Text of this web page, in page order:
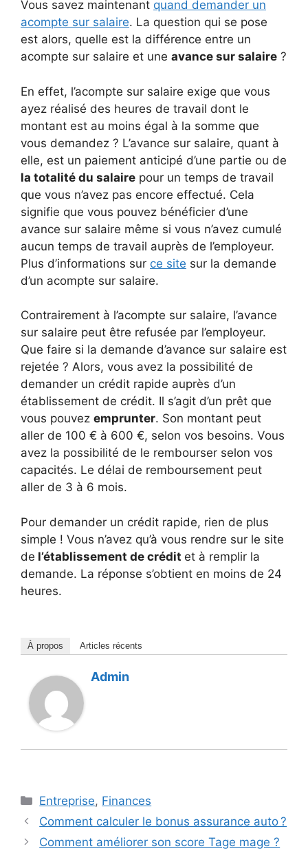
Vous savez maintenant quand demander un
acompte sur salaire. La question qui se pose
est alors, quelle est la différence entre un
acompte sur salaire et une avance sur salaire ?
En effet, l’acompte sur salaire exige que vous
ayez réalisé des heures de travail dont le
montant est au moins égal à la somme que
vous demandez ? L’avance sur salaire, quant à
elle, est un paiement anticipé d’une partie ou de
la totalité du salaire pour un temps de travail
que vous n’avez pas encore effectué. Cela
signifie que vous pouvez bénéficier d’une
avance sur salaire même si vous n’avez cumulé
aucun temps de travail auprès de l’employeur.
Plus d’informations sur ce site sur la demande
d’un acompte sur salaire.
Contrairement à l’acompte sur salaire, l’avance
sur salaire peut être refusée par l’employeur.
Que faire si la demande d’avance sur salaire est
rejetée ? Alors, vous avez la possibilité de
demander un crédit rapide auprès d’un
établissement de crédit. Il s’agit d’un prêt que
vous pouvez emprunter. Son montant peut
aller de 100 € à 600 €, selon vos besoins. Vous
avez la possibilité de le rembourser selon vos
capacités. Le délai de remboursement peut
aller de 3 à 6 mois.
Pour demander un crédit rapide, rien de plus
simple ! Vous n’avez qu’à vous rendre sur le site
de l’établissement de crédit et à remplir la
demande. La réponse s’obtient en moins de 24
heures.
À propos Articles récents
Admin
Catégories
Entreprise, Finances
Comment calculer le bonus assurance auto ?
Comment améliorer son score Tage mage ?